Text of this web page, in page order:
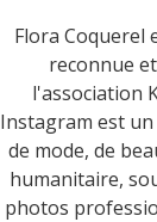
Flora Coquerel
reconnue
l'association
Instagram est
de mode, de
humanitaire,
photos